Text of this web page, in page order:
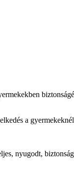
a
nyugodt,